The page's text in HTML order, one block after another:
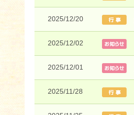
2025/12/20
2025/12/02
2025/12/01
2025/11/28